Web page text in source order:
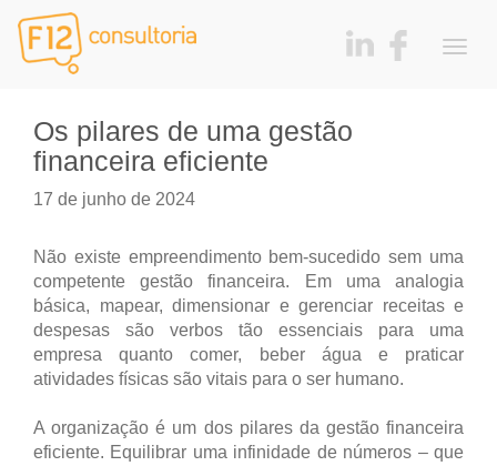
Os pilares de uma gestão
financeira eficiente
17 de junho de 2024
Não existe empreendimento bem-sucedido sem uma
competente gestão financeira. Em uma analogia
básica, mapear, dimensionar e gerenciar receitas e
despesas são verbos tão essenciais para uma
empresa quanto comer, beber água e praticar
atividades físicas são vitais para o ser humano.
A organização é um dos pilares da gestão financeira
eficiente. Equilibrar uma infinidade de números – que